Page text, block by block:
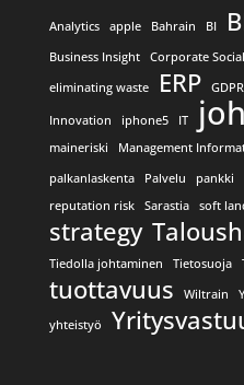
Analytics apple Bahrain BI
Business Insight
Corporate
eliminating waste ERP GDPR
Innovation iphone5 IT
maineriski Management
palkanlaskenta
Palvelu pankki
reputation risk
Sarastia soft
strategy
Tiedolla johtaminen
Tietosuoja
tuottavuus Wiltrain
yhteistyö